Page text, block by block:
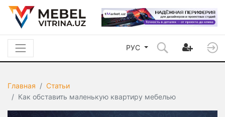
РУС
Главная
Статьи
Как обставить маленькую квартиру мебелью